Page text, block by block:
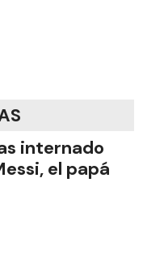
internado
el papá